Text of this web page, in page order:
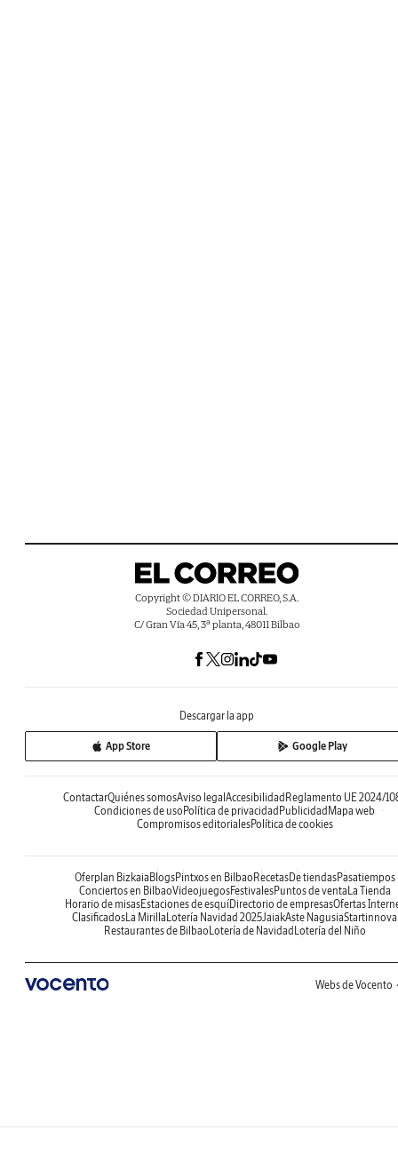
Copyright © DIARIO EL CORREO, S.A.
Sociedad Unipersonal.
C/ Gran Vía 45, 3ª planta, 48011 Bilbao
Descargar la app
App Store Google Play
ContactarQuiénes somosAviso legal Accesibilidad Reglamento UE 2024/
Condiciones de uso Política de privacidad Publicidad Mapa web
Compromisos editorialesPolítica de cookies
Oferplan Bizkaia BlogsPintxos en Bilbao RecetasDe tiendasPasatiempos
Conciertos en BilbaoVideojuegosFestivalesPuntos de venta La Tienda
Horario de misasEstaciones de esquíDirectorio de empresasOfertas
Clasificados La Mirilla Lotería Navidad 2025JaiakAste NagusiaStartinnova
Restaurantes de Bilbao Lotería de Navidad Lotería del Niño
Webs de Vocento